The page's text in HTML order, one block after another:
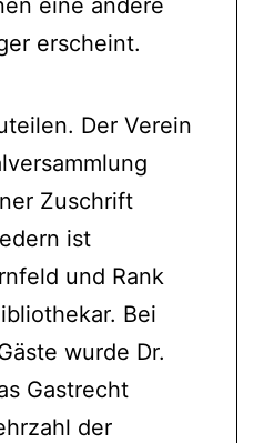
eine andere
erscheint.
Der Verein
Zuschrift
ist
und Rank
Bei
wurde Dr.
Gastrecht
der